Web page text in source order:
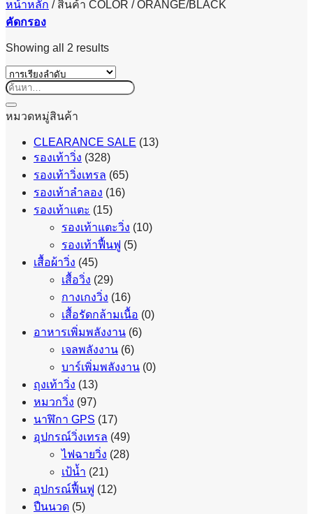
หน้าหลัก /สินค้า COLOR /ORANGE/BLACK
คัดกรอง
Showing all 2 results
ค้นหา:
หมวดหมู่สินค้า
CLEARANCE SALE (13)
รองเท้าวิ่ง (328)
รองเท้าวิ่งเทรล (65)
รองเท้าลำลอง (16)
รองเท้าแตะ (15)
รองเท้าแตะวิ่ง (10)
รองเท้าฟื้นฟู (5)
เสื้อผ้าวิ่ง (45)
เสื้อวิ่ง (29)
กางเกงวิ่ง (16)
เสื้อรัดกล้ามเนื้อ (0)
อาหารเพิ่มพลังงาน (6)
เจลพลังงาน (6)
บาร์เพิ่มพลังงาน (0)
ถุงเท้าวิ่ง (13)
หมวกวิ่ง (97)
นาฬิกา GPS (17)
อุปกรณ์วิ่งเทรล (49)
ไฟฉายวิ่ง (28)
เป้น้ำ (21)
อุปกรณ์ฟื้นฟู (12)
ปืนนวด (5)